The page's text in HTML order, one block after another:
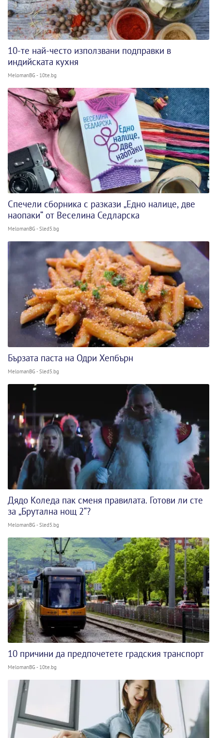
10-те най-често използвани подправки в
индийската кухня
MelomanBG - 10te.bg
Спечели сборника с разкази „Едно налице, две
наопаки“ от Веселина Седларска
MelomanBG - Sled5.bg
Бързата паста на Одри Хепбърн
MelomanBG - Sled5.bg
Дядо Коледа пак сменя правилата. Готови ли сте
за „Брутална нощ 2“?
MelomanBG - Sled5.bg
10 причини да предпочетете градския транспорт
MelomanBG - 10te.bg